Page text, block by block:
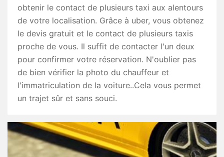
obtenir le contact de plusieurs taxi aux alentours
de votre localisation. Grâce à uber, vous obtenez
le devis gratuit et le contact de plusieurs taxis
proche de vous. Il suffit de contacter l'un deux
pour confirmer votre réservation. N'oublier pas
de bien vérifier la photo du chauffeur et
l'immatriculation de la voiture..Cela vous permet
un trajet sûr et sans souci.